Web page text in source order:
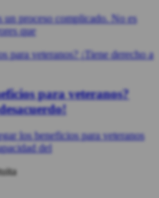
un proceso complicado. No es
que
para veteranos?
los beneficios para veteranos
del